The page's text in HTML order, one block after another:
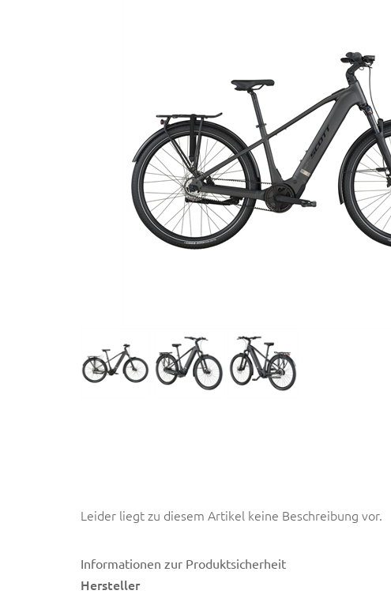
Leider liegt zu diesem Artikel keine Beschreibung vor.
Informationen zur Produktsicherheit
Hersteller